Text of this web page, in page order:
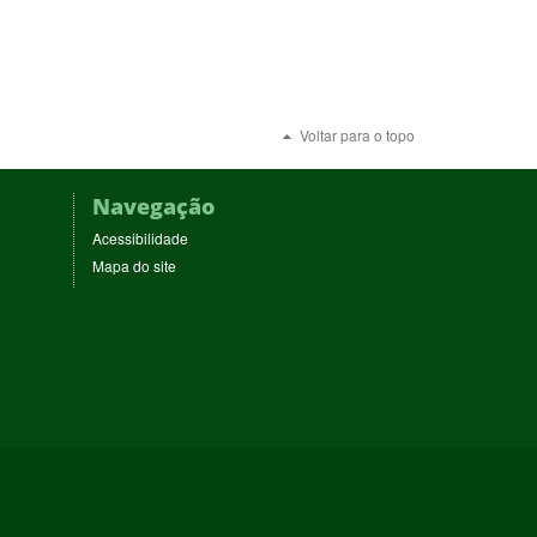
Voltar para o topo
Navegação
Acessibilidade
Mapa do site